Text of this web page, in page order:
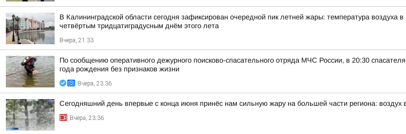
В Калининградской области сегодня зафиксирован очередной пик летней жары: температура
четвёртым тридцатиградусным днём этого лета
Вчера, 21:33
По сообщению оперативного дежурного поисково-спасательного отряда МЧС России, в 20:30
года рождения без признаков жизни
Вчера, 23:36
Сегодняшний день впервые с конца июня принёс нам сильную жару на большей части региона: воздух
Вчера, 23:36